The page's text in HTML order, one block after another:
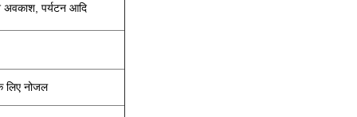
पर्यटन आदि
लिए नोजल